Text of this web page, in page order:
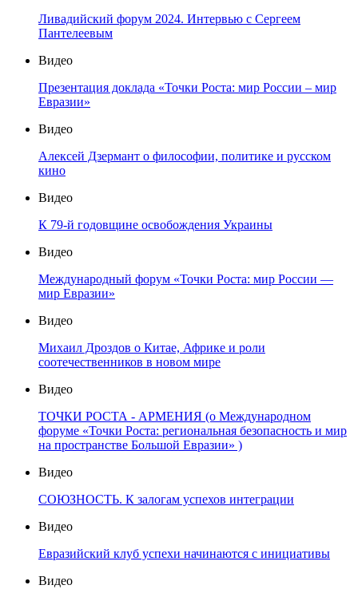
Ливадийский форум 2024. Интервью с Сергеем
Пантелеевым
Видео
Презентация доклада «Точки Роста: мир России – мир
Евразии»
Видео
Алексей Дзермант о философии, политике и русском
кино
Видео
К 79-й годовщине освобождения Украины
Видео
Международный форум «Точки Роста: мир России —
мир Евразии»
Видео
Михаил Дроздов о Китае, Африке и роли
соотечественников в новом мире
Видео
ТОЧКИ РОСТА - АРМЕНИЯ (о Международном
форуме «Точки Роста: региональная безопасность и мир
на пространстве Большой Евразии» )
Видео
СОЮЗНОСТЬ. К залогам успехов интеграции
Видео
Евразийский клуб успехи начинаются с инициативы
Видео